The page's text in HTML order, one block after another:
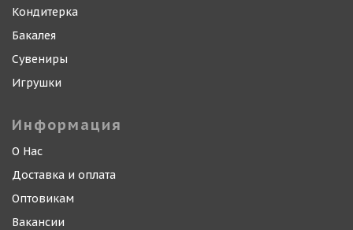
Кондитерка
Бакалея
Сувениры
Игрушки
Информация
О Нас
Доставка и оплата
Оптовикам
Вакансии